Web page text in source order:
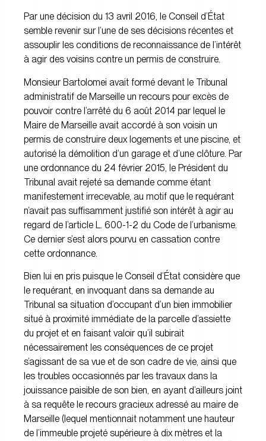
Par une décision du 13 avril 2016, le Conseil d’État
semble revenir sur l’une de ses décisions récentes et
assouplir les conditions de reconnaissance de l’intérêt
à agir des voisins contre un permis de construire.
Monsieur Bartolomei avait formé devant le Tribunal
administratif de Marseille un recours pour excès de
pouvoir contre l’arrêté du 6 août 2014 par lequel le
Maire de Marseille avait accordé à son voisin un
permis de construire deux logements et une piscine, et
autorisé la démolition d’un garage et d’une clôture. Par
une ordonnance du 24 février 2015, le Président du
Tribunal avait rejeté sa demande comme étant
manifestement irrecevable, au motif que le requérant
n’avait pas suffisamment justifié son intérêt à agir au
regard de l’article L. 600-1-2 du Code de l’urbanisme.
Ce dernier s’est alors pourvu en cassation contre
cette ordonnance.
Bien lui en pris puisque le Conseil d’État considère que
le requérant, en invoquant dans sa demande au
Tribunal sa situation d’occupant d’un bien immobilier
situé à proximité immédiate de la parcelle d’assiette
du projet et en faisant valoir qu’il subirait
nécessairement les conséquences de ce projet
s’agissant de sa vue et de son cadre de vie, ainsi que
les troubles occasionnés par les travaux dans la
jouissance paisible de son bien, en ayant d’ailleurs joint
à sa requête le recours gracieux adressé au maire de
Marseille (lequel mentionnait notamment une hauteur
de l’immeuble projeté supérieure à dix mètres et la